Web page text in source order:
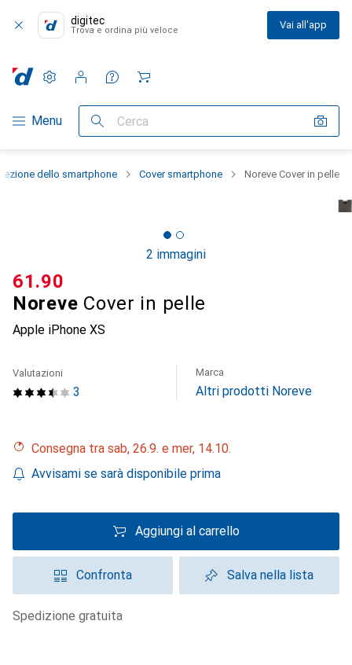
digitec
Trova e ordina più veloce Vai all'app
Categoria Navigazione
Menu Cerca
Impostazioni
Conto cliente
Liste di confronto
Liste dei desideri
Carrello
dello smartphone Cover smartphone Noreve Cover in pelle
2 immagini
Noreve Cover in pelle
Apple iPhone XS
CHF
61.90
3
Valutazioni Marca
Altri prodotti Noreve
Consegna tra sab, 26.9. e mer, 14.10.
Avvisami se sarà disponibile prima
Aggiungi al carrello
Confronta Salva nella lista
spedizione gratuita